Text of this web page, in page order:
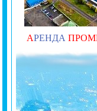
АРЕНДА